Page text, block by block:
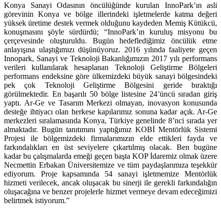
Konya Sanayi Odasının öncülüğünde kurulan InnoPark’ın asli
görevinin Konya ve bölge illerindeki işletmelerde katma değeri
yüksek üretime destek vermek olduğunu kaydeden Memiş Kütükcü,
konuşmasını şöyle sürdürdü; “InnoPark’ın kuruluş misyonu bu
çerçevesinde oluşturuldu. Bugün hedeflediğimiz öncülük etme
anlayışına ulaştığımızı düşünüyoruz. 2016 yılında faaliyete geçen
Innopark, Sanayi ve Teknoloji Bakanlığımızın 2017 yılı performans
verileri kullanılarak hesaplanan Teknoloji Geliştirme Bölgeleri
performans endeksine göre ülkemizdeki büyük sanayi bölgesindeki
pek çok Teknoloji Geliştirme Bölgesini geride bıraktığı
görülmektedir. En başarılı 50 bölge listesine 24’üncü sıradan giriş
yaptı. Ar-Ge ve Tasarım Merkezi olmayan, inovasyon konusunda
desteğe ihtiyacı olan herkese kapılarımız sonuna kadar açık. Ar-Ge
merkezleri sıralamasında Konya, Türkiye genelinde 8’nci sırada yer
almaktadır. Bugün tanıtımını yaptığımız KOBİ Mentörlük Sistemi
Projesi ile bölgemizdeki firmalarımızın elde ettikleri fayda ve
farkındalıkları en üst seviyelere çıkartılmış olacak. Ben bugüne
kadar bu çalışmalarda emeği geçen başta KOP İdaremiz olmak üzere
Necmettin Erbakan Üniversitemize ve tüm paydaşlarımıza teşekkür
ediyorum. Proje kapsamında 54 sanayi işletmemize Mentörlük
hizmeti verilecek, ancak oluşacak bu sinerji ile gerekli farkındalığın
oluşacağına ve benzer projelerle hizmet vermeye devam edeceğimizi
belirtmek istiyorum.”